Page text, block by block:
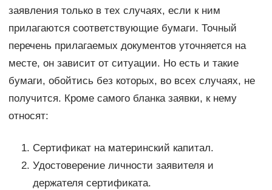
заявления только в тех случаях, если к ним
прилагаются соответствующие бумаги. Точный
перечень прилагаемых документов уточняется на
месте, он зависит от ситуации. Но есть и такие
бумаги, обойтись без которых, во всех случаях, не
получится. Кроме самого бланка заявки, к нему
относят:
Сертификат на материнский капитал.
Удостоверение личности заявителя и
держателя сертификата.